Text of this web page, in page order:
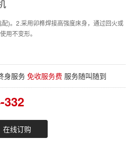
)。 2.采用卯榫焊接高强度床身，通过回火或
用不变形。
身服务 免收服务费 服务随叫随到
332
在线订购